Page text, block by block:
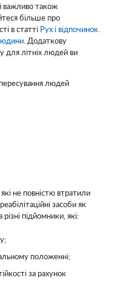
важливо також
більше про
в статті Рух і відпочинок.
. Додаткову
для літніх людей ви
пересування людей
не повністю втратили
засоби як
підйомники, які:
положенні;
за рахунок